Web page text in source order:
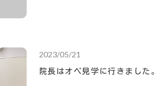
2023/05/21
院長はオペ見学に行きました。